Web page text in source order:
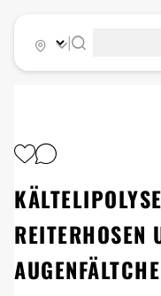
REITERHOSEN